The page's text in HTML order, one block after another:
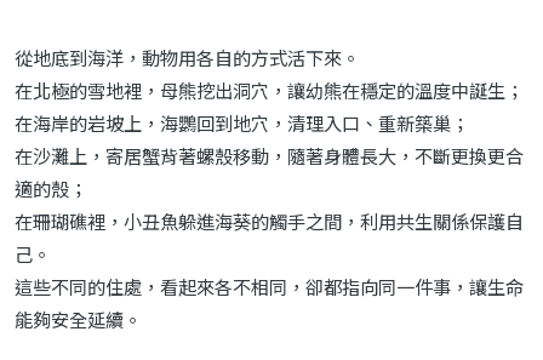
從地底到海洋，動物用各自的方式活下來。
在北極的雪地裡，母熊挖出洞穴，讓幼熊在穩定的溫度中誕生；
在海岸的岩坡上，海鸚回到地穴，清理入口、重新築巢；
在沙灘上，寄居蟹背著螺殼移動，隨著身體長大，不斷更換更合
適的殼；
在珊瑚礁裡，小丑魚躲進海葵的觸手之間，利用共生關係保護自
己。
這些不同的住處，看起來各不相同，卻都指向同一件事，讓生命
能夠安全延續。